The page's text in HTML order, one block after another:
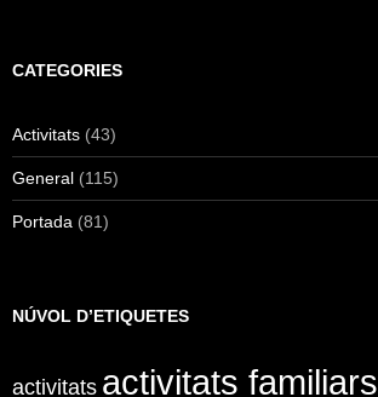
CATEGORIES
Activitats (43)
General (115)
Portada (81)
NÚVOL D’ETIQUETES
activitats activitats familiars